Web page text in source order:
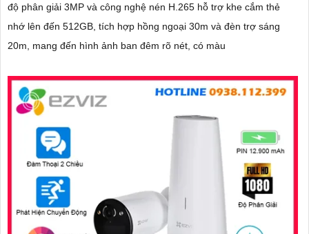
độ phân giải 3MP và công nghệ nén H.265 hỗ trợ khe cắm thẻ
nhớ lên đến 512GB, tích hợp hồng ngoại 30m và đèn trợ sáng
20m, mang đến hình ảnh ban đêm rõ nét, có màu